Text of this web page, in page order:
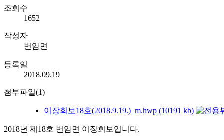
조회수
1652
작성자
번암면
등록일
2018.09.19
첨부파일(1)
이장회보18호(2018.9.19.)_m.hwp (10191 kb)
2018년 제18호 번암면 이장회보입니다.